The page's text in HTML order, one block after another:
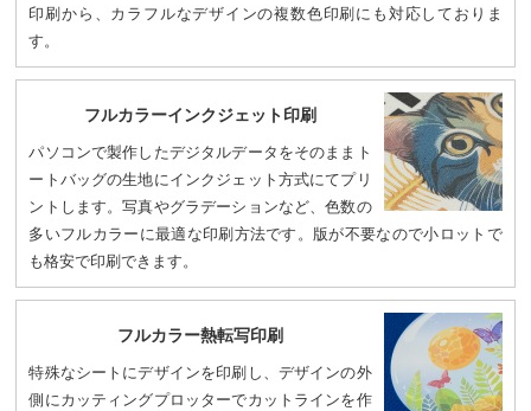
印刷から、カラフルなデザインの複数色印刷にも対応しておりま
す。
フルカラーインクジェット印刷
パソコンで製作したデジタルデータをそのままト
ートバッグの生地にインクジェット方式にてプリ
ントします。写真やグラデーションなど、色数の
多いフルカラーに最適な印刷方法です。版が不要なので小ロットで
も格安で印刷できます。
フルカラー熱転写印刷
特殊なシートにデザインを印刷し、デザインの外
側にカッティングプロッターでカットラインを作